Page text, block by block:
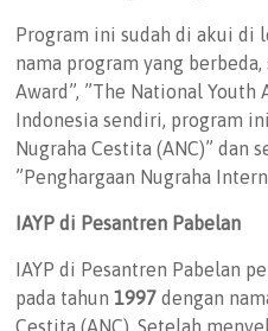
Program ini sudah di akui di
nama program yang
Award”, ”The National Youth
Indonesia sendiri, program
Nugraha Cestita (ANC)” dan
”Penghargaan Nugraha
IAYP di Pesantren Pabelan
IAYP di Pesantren Pabelan
pada tahun1997 dengan
Cestita (ANC). Setelah